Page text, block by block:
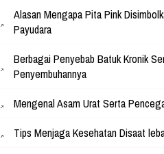
Alasan Mengapa Pita Pink
Payudara
Berbagai Penyebab Batuk Kronik
Penyembuhannya
Mengenal Asam Urat Serta
Tips Menjaga Kesehatan Disaat